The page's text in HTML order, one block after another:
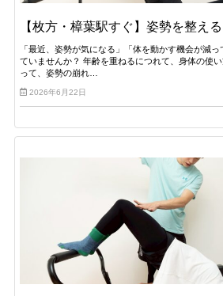
【枚方・樟葉駅すぐ】姿勢を整え
「最近、姿勢が気になる」「体を動かす機会が減
ていませんか？ 年齢を重ねるにつれて、身体の使
って、姿勢の崩れ…
2026年6月22日